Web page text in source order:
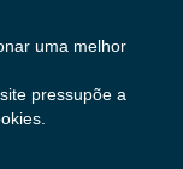
uma melhor
pressupõe a